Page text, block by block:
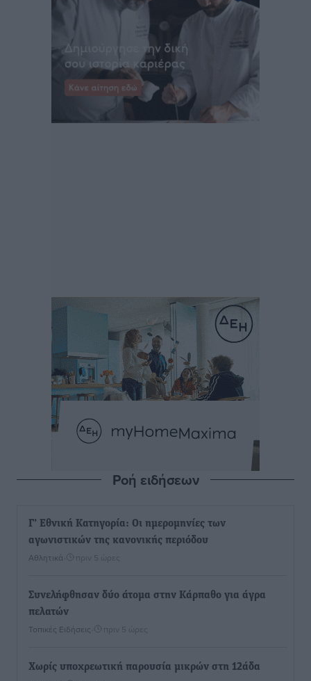
Ροή ειδήσεων
Γ’ Εθνική Κατηγορία: Οι ημερομηνίες των
αγωνιστικών της κανονικής περιόδου
Αθλητικά πριν 5 ώρες
Συνελήφθησαν δύο άτομα στην Κάρπαθο για άγρα
πελατών
Τοπικές Ειδήσεις πριν 5 ώρες
Χωρίς υποχρεωτική παρουσία μικρών στη 12άδα